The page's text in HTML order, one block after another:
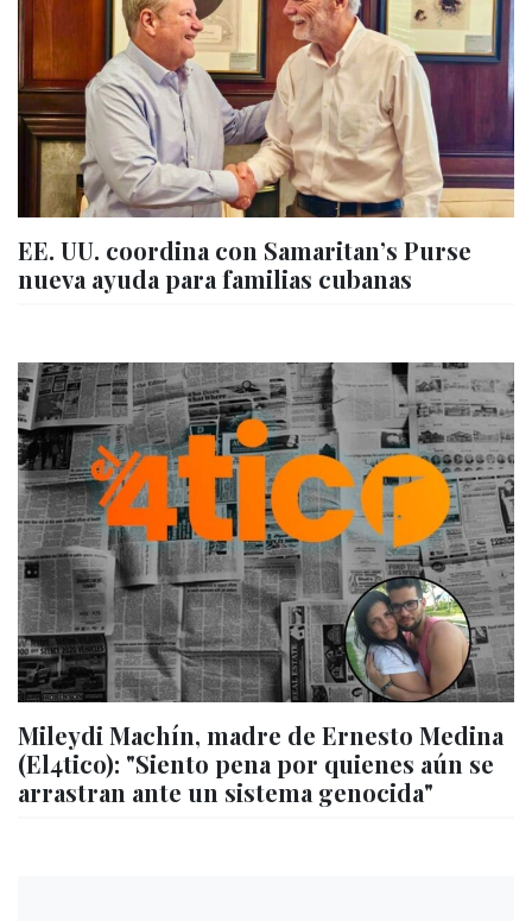
EE. UU. coordina con Samaritan’s Purse
nueva ayuda para familias cubanas
Mileydi Machín, madre de Ernesto Medina
(El4tico): "Siento pena por quienes aún se
arrastran ante un sistema genocida"